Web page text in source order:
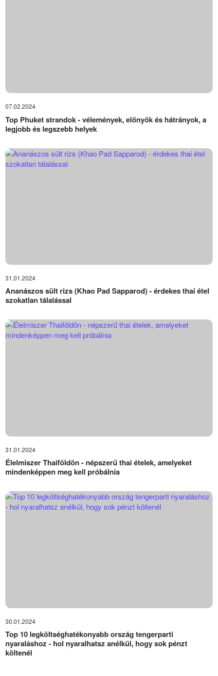
07.02.2024
Top Phuket strandok - vélemények, előnyök és hátrányok, a
legjobb és legszebb helyek
31.01.2024
Ananászos sült rizs (Khao Pad Sapparod) - érdekes thai étel
szokatlan tálalással
31.01.2024
Élelmiszer Thaiföldön - népszerű thai ételek, amelyeket
mindenképpen meg kell próbálnia
30.01.2024
Top 10 legköltséghatékonyabb ország tengerparti
nyaraláshoz - hol nyaralhatsz anélkül, hogy sok pénzt
költenél